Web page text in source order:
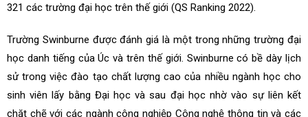
321 các trường đại học trên thế giới (QS Ranking 2022).
Trường Swinburne được đánh giá là một trong những trường đại
học danh tiếng của Úc và trên thế giới. Swinburne có bề dày lịch
sử trong việc đào tạo chất lượng cao của nhiều ngành học cho
sinh viên lấy bằng Đại học và sau đại học nhờ vào sự liên kết
chặt chẽ với các ngành công nghiệp Công nghệ thông tin và các